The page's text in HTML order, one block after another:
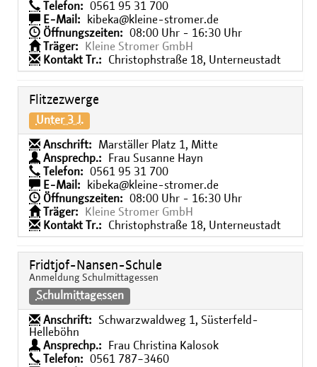
Telefon:
0561 95 31 700
E-Mail:
kibeka@kleine-stromer.de
Öffnungszeiten:
08:00 Uhr - 16:30 Uhr
Träger:
Kleine Stromer GmbH
Kontakt Tr.:
Christophstraße 18, Unterneustadt
Flitzezwerge
Unter 3 J.
Anschrift:
Marställer Platz 1, Mitte
Ansprechp.:
Frau Susanne Hayn
Telefon:
0561 95 31 700
E-Mail:
kibeka@kleine-stromer.de
Öffnungszeiten:
08:00 Uhr - 16:30 Uhr
Träger:
Kleine Stromer GmbH
Kontakt Tr.:
Christophstraße 18, Unterneustadt
Fridtjof-Nansen-Schule
Anmeldung Schulmittagessen
Schulmittagessen
Anschrift:
Schwarzwaldweg 1, Süsterfeld-
Helleböhn
Ansprechp.:
Frau Christina Kalosok
Telefon:
0561 787−3460